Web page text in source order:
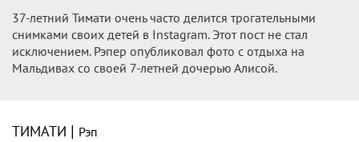
37-летний Тимати очень часто делится трогательными
снимками своих детей в Instagram. Этот пост не стал
исключением. Рэпер опубликовал фото с отдыха на
Мальдивах со своей 7-летней дочерью Алисой.
ТИМАТИ | Рэп